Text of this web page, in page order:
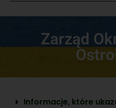
Zarząd
Informacje, które